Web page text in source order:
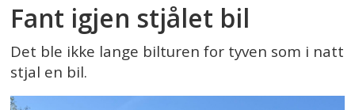
Fant igjen stjålet bil
Det ble ikke lange bilturen for tyven som i natt
stjal en bil.